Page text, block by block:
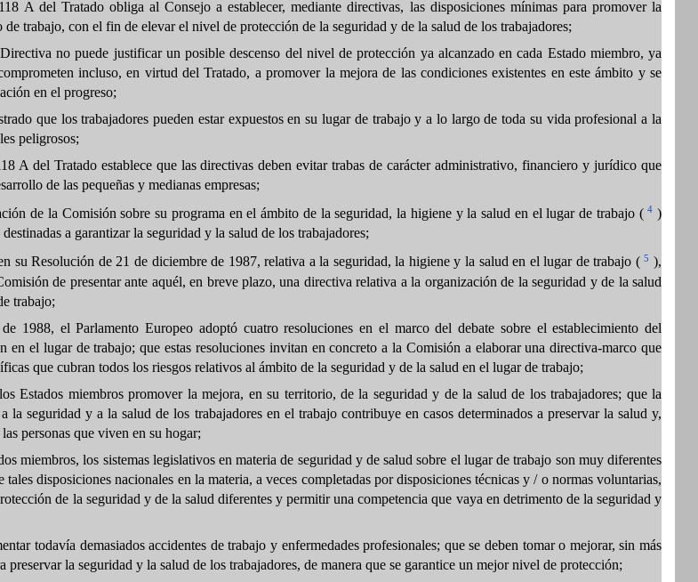
A del Tratado obliga al Consejo a establecer, mediante directivas, las disposiciones mínimas para promover la
trabajo, con el fin de elevar el nivel de protección de la seguridad y de la salud de los trabajadores;
no puede justificar un posible descenso del nivel de protección ya alcanzado en cada Estado miembro, ya
incluso, en virtud del Tratado, a promover la mejora de las condiciones existentes en este ámbito y se
en el progreso;
que los trabajadores pueden estar expuestos en su lugar de trabajo y a lo largo de toda su vida profesional a la
peligrosos;
A del Tratado establece que las directivas deben evitar trabas de carácter administrativo, financiero y jurídico que
de las pequeñas y medianas empresas;
de la Comisión sobre su programa en el ámbito de la seguridad, la higiene y la salud en el lugar de trabajo ( 4 )
a garantizar la seguridad y la salud de los trabajadores;
su Resolución de 21 de diciembre de 1987, relativa a la seguridad, la higiene y la salud en el lugar de trabajo ( 5 ),
de presentar ante aquél, en breve plazo, una directiva relativa a la organización de la seguridad y de la salud
trabajo;
1988, el Parlamento Europeo adoptó cuatro resoluciones en el marco del debate sobre el establecimiento del
en el lugar de trabajo; que estas resoluciones invitan en concreto a la Comisión a elaborar una directiva-marco que
que cubran todos los riesgos relativos al ámbito de la seguridad y de la salud en el lugar de trabajo;
Estados miembros promover la mejora, en su territorio, de la seguridad y de la salud de los trabajadores; que la
la seguridad y a la salud de los trabajadores en el trabajo contribuye en casos determinados a preservar la salud y,
personas que viven en su hogar;
miembros, los sistemas legislativos en materia de seguridad y de salud sobre el lugar de trabajo son muy diferentes
tales disposiciones nacionales en la materia, a veces completadas por disposiciones técnicas y / o normas voluntarias,
de la seguridad y de la salud diferentes y permitir una competencia que vaya en detrimento de la seguridad y
todavía demasiados accidentes de trabajo y enfermedades profesionales; que se deben tomar o mejorar, sin más
preservar la seguridad y la salud de los trabajadores, de manera que se garantice un mejor nivel de protección;